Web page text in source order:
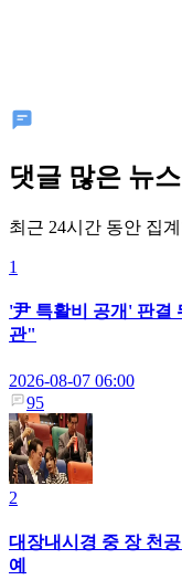
댓글 많은 뉴스
최근 24시간 동안 집
1
'尹 특활비 공개' 판결
관"
2026-08-07 06:00
95
2
대장내시경 중 장 천
예